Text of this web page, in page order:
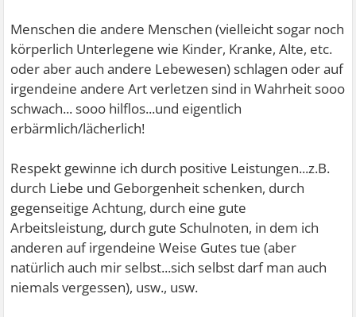
Menschen die andere Menschen (vielleicht sogar noch
körperlich Unterlegene wie Kinder, Kranke, Alte, etc.
oder aber auch andere Lebewesen) schlagen oder auf
irgendeine andere Art verletzen sind in Wahrheit sooo
schwach... sooo hilflos...und eigentlich
erbärmlich/lächerlich!
Respekt gewinne ich durch positive Leistungen...z.B.
durch Liebe und Geborgenheit schenken, durch
gegenseitige Achtung, durch eine gute
Arbeitsleistung, durch gute Schulnoten, in dem ich
anderen auf irgendeine Weise Gutes tue (aber
natürlich auch mir selbst...sich selbst darf man auch
niemals vergessen), usw., usw.